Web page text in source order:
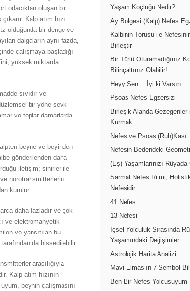
odacıktan oluşan bir
Kalp atım hızı
olduğunda bir denge ve
dalgaların aynı fazda,
çalışmaya başladığı
yüksek miktarda
sıvıdır ve
bir yöne sevk
ve toplar damarlarda
beyne ve beyinden
gönderilenden daha
iletişim; sinirler ile
nörotransmitterlerin
kurulur.
daha fazladır ve çok
ve elektromanyetik
ve yansıtılan bu
da hissedilebilir.
aracılığıyla
Kalp atım hızının
beynin çalışmasını
Yaşam Koçluğu Nedir?
Ay Bölgesi (Kalp) Nefes
Kalbinin Torusu ile
Birleştir
Bir Türlü Oturamadığınız
Bilinçaltınız Olabilir!
Heyy Sen… İyi ki Varsın
Psoas Nefes Egzersizi
Birleşik Alanda Gezegenler
Kurmak
Nefes ve Psoas (Ruh)Kası
Nefesin Bedendeki
(Eş) Yaşamlarınızı
Sarmal Nefes Ritmi, Holistik
Nefesidir
41 Nefes
13 Nefesi
İçsel Yolculuk Sırasında
Yaşamındaki Değişimler
Astrolojik Harita Analizi
Mavi Elmas’ın 7 Sembol
Ben Bir Nefes Yolcusuyum